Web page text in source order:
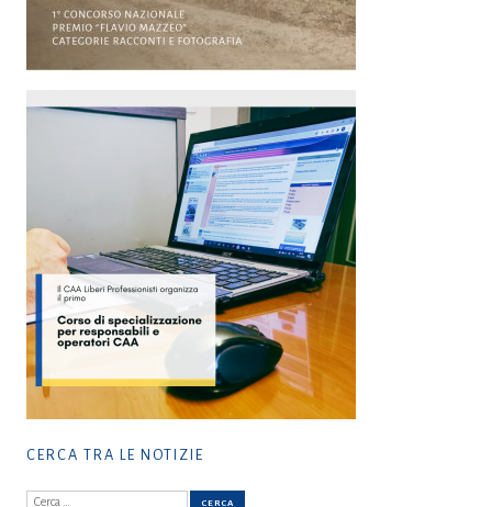
CERCA TRA LE NOTIZIE
Ricerca